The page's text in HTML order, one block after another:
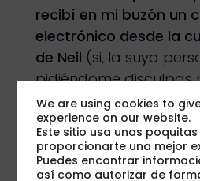
recibí en mi buzón un
electrónico desde la
de Neil (si, la suya
pidiéndome disculpas
ocasionadas y
que realmente había
Te lo resumo:Neil
We are using cookies to
experience on our website.
Este sitio usa unas
proporcionarte una mejor
Puedes encontrar
así como autorizar de